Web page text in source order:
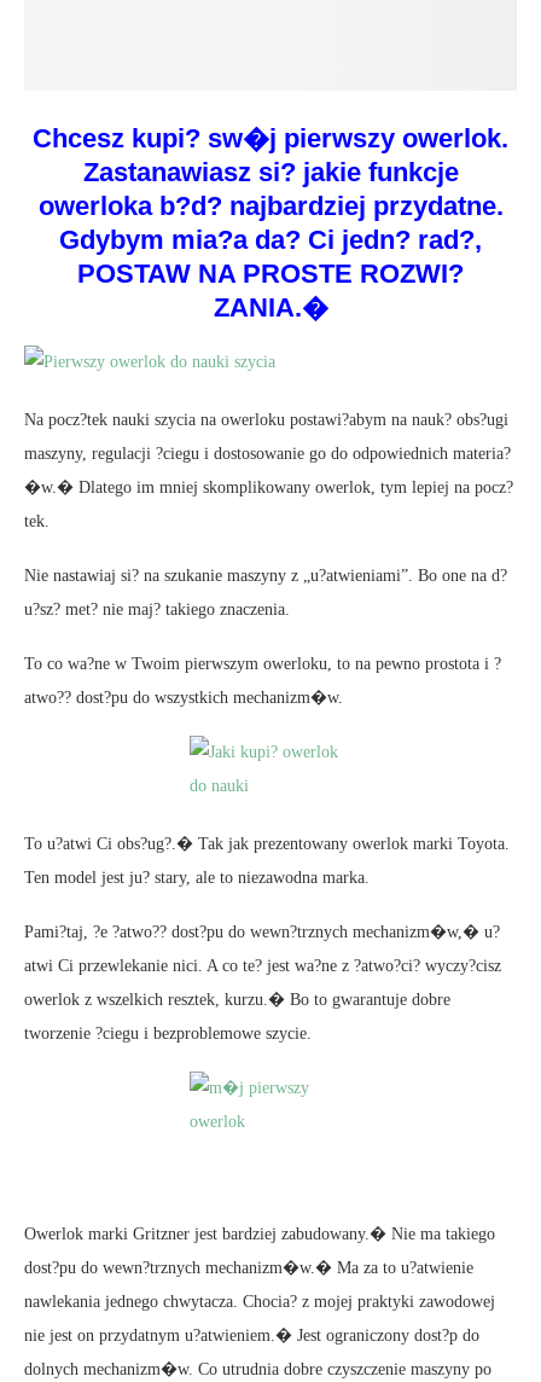
Chcesz kupi? sw�j pierwszy owerlok.
Zastanawiasz si? jakie funkcje
owerloka b?d? najbardziej przydatne.
Gdybym mia?a da? Ci jedn? rad?,
POSTAW NA PROSTE ROZWI?
ZANIA.�
Na pocz?tek nauki szycia na owerloku postawi?abym na nauk? obs?ugi
maszyny, regulacji ?ciegu i dostosowanie go do odpowiednich materia?
�w.� Dlatego im mniej skomplikowany owerlok, tym lepiej na pocz?
tek.
Nie nastawiaj si? na szukanie maszyny z „u?atwieniami”. Bo one na d?
u?sz? met? nie maj? takiego znaczenia.
To co wa?ne w Twoim pierwszym owerloku, to na pewno prostota i ?
atwo?? dost?pu do wszystkich mechanizm�w.
To u?atwi Ci obs?ug?.� Tak jak prezentowany owerlok marki Toyota.
Ten model jest ju? stary, ale to niezawodna marka.
Pami?taj, ?e ?atwo?? dost?pu do wewn?trznych mechanizm�w,� u?
atwi Ci przewlekanie nici. A co te? jest wa?ne z ?atwo?ci? wyczy?cisz
owerlok z wszelkich resztek, kurzu.� Bo to gwarantuje dobre
tworzenie ?ciegu i bezproblemowe szycie.
Owerlok marki Gritzner jest bardziej zabudowany.� Nie ma takiego
dost?pu do wewn?trznych mechanizm�w.� Ma za to u?atwienie
nawlekania jednego chwytacza. Chocia? z mojej praktyki zawodowej
nie jest on przydatnym u?atwieniem.� Jest ograniczony dost?p do
dolnych mechanizm�w. Co utrudnia dobre czyszczenie maszyny po